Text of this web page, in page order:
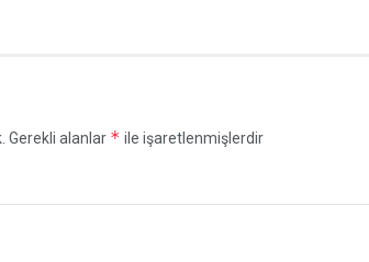
Gerekli alanlar * ile işaretlenmişlerdir